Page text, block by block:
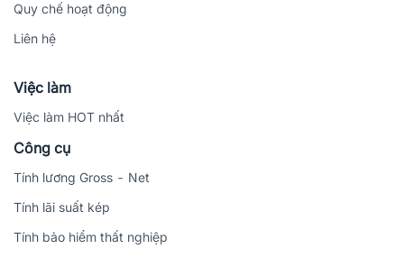
Quy chế hoạt động
Liên hệ
Việc làm
Việc làm HOT nhất
Công cụ
Tính lương Gross - Net
Tính lãi suất kép
Tính bảo hiểm thất nghiệp